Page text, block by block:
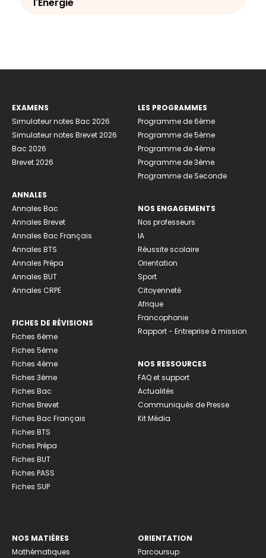
l'Énergie
EXAMENS
Simulateur notes Bac 2026
Simulateur notes Brevet 2026
Bac 2026
Brevet 2026
ANNALES
Annales Bac
Annales Brevet
Annales Bac Français
Annales BTS
Annales Prépa
Annales BUT
Annales CRPE
FICHES DE RÉVISIONS
Fiches 6ème
Fiches 5ème
Fiches 4ème
Fiches 3ème
Fiches Bac
Fiches Brevet
Fiches Bac Français
Fiches BTS
Fiches Prépa
Fiches BUT
Fiches PASS
Fiches SUP
LES PROGRAMMES
Programme de 6ème
Programme de 5ème
Programme de 4ème
Programme de 3ème
Programme de Seconde
NOS ENGAGEMENTS
Nos professeurs
IA
Réussite scolaire
Orientation
Sport
Citoyenneté
Afrique
Francophonie
Rapport - Entreprise à mission
NOS RESSOURCES
FAQ et support
Actualités
Communiqués de Presse
Kit Média
NOS MATIÈRES
Mathématiques
ORIENTATION
Parcoursup